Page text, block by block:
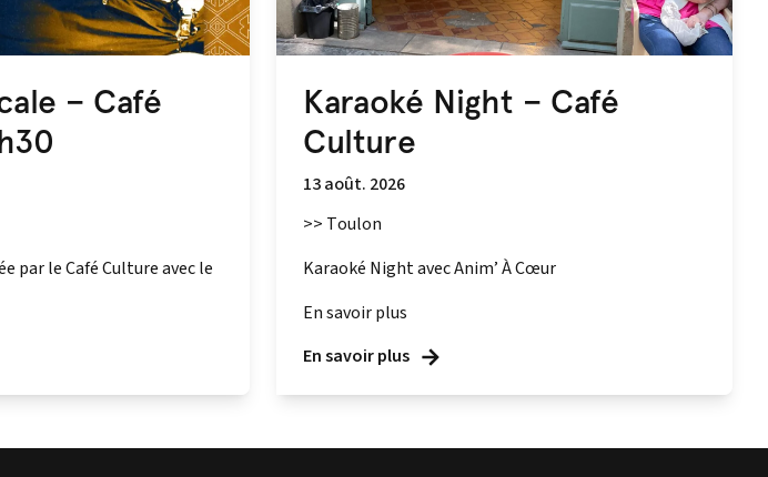
– Café
par le Café Culture avec le
Karaoké Night – Café
Culture
13 août. 2026
>> Toulon
Karaoké Night avec Anim’ À Cœur
En savoir plus
En savoir plus